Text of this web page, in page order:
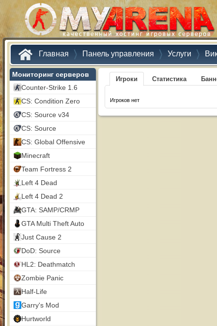
Главная Панель управления Услуги
Мониторинг серверов
Counter-Strike 1.6
CS: Condition Zero
CS: Source v34
CS: Source
CS: Global Offensive
Minecraft
Team Fortress 2
Left 4 Dead
Left 4 Dead 2
GTA: SAMP/CRMP
GTA Multi Theft Auto
Just Cause 2
DoD: Source
HL2: Deathmatch
Zombie Panic
Half-Life
Garry's Mod
Hurtworld
Игроки Статистика
Игроков нет